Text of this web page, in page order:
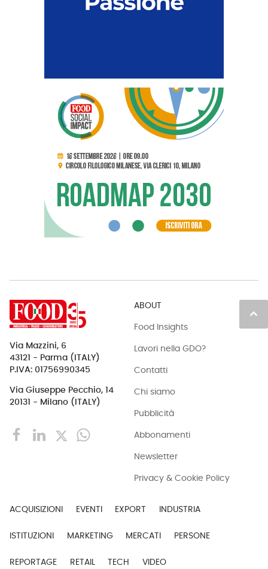
keyboard_arrow_up
Via Mazzini, 6
43121 - Parma (ITALY)
P.IVA: 01756990345
Via Giuseppe Pecchio, 14
20131 - Milano (ITALY)
ABOUT
Food Insights
Lavori nella GDO?
Contatti
Chi siamo
Pubblicità
Abbonamenti
Newsletter
Privacy & Cookie Policy
ACQUISIZIONI EVENTI EXPORT INDUSTRIA
ISTITUZIONI MARKETING MERCATI PERSONE
REPORTAGE RETAIL TECH VIDEO